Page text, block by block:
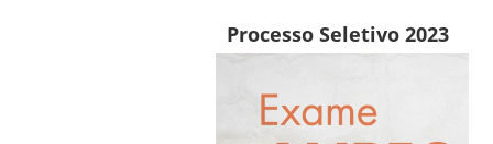
Processo Seletivo 2023